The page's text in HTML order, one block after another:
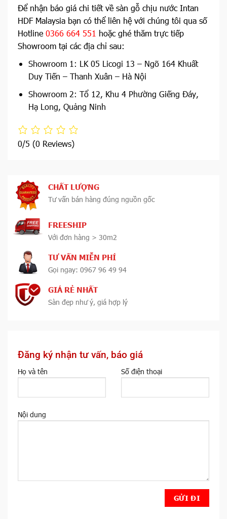
Để nhận báo giá chi tiết về sàn gỗ chịu nước Intan
HDF Malaysia bạn có thể liên hệ với chúng tôi qua số
Hotline 0366 664 551 hoặc ghé thăm trực tiếp
Showroom tại các địa chỉ sau:
Showroom 1: LK 05 Licogi 13 – Ngõ 164 Khuất
Duy Tiến – Thanh Xuân – Hà Nội
Showroom 2: Tổ 12, Khu 4 Phường Giếng Đáy,
Hạ Long, Quảng Ninh
0/5 (0 Reviews)
CHẤT LƯỢNG
Tư vấn bán hàng đúng nguồn gốc
FREESHIP
Với đơn hàng > 30m2
TƯ VẤN MIỄN PHÍ
Gọi ngay: 0967 96 49 94
GIÁ RẺ NHẤT
Sàn đẹp như ý, giá hợp lý
Đăng ký nhận tư vấn, báo giá
Họ và tên Số điện thoại
Nội dung